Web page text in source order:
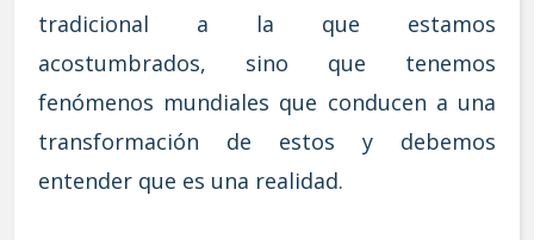
tradicional a la que estamos
acostumbrados, sino que tenemos
fenómenos mundiales que conducen a una
transformación de estos y debemos
entender que es una realidad.